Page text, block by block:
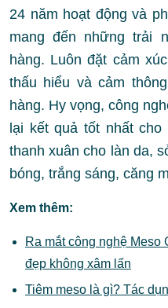
24 năm hoạt động và
mang đến những trải
hàng. Luôn đặt cảm
thấu hiểu và cảm
hàng. Hy vọng, công
lại kết quả tốt nhất
thanh xuân cho làn da,
bóng, trắng sáng, căng
Xem thêm:
Ra mắt công nghệ
đẹp không xâm lấn
Tiêm meso là gì? Tác